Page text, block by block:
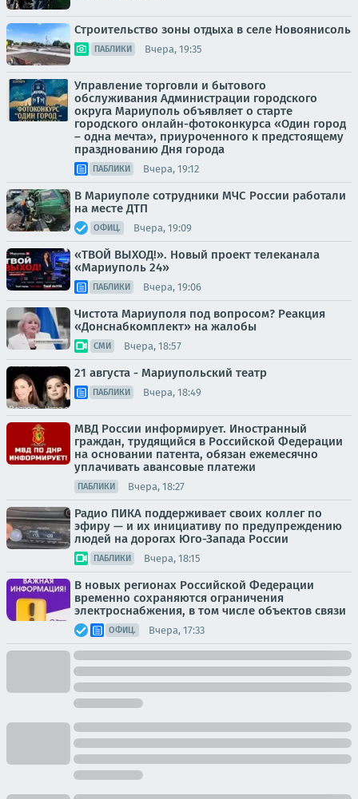
Строительство зоны отдыха в селе Новоянисоль
ПАБЛИКИ Вчера, 19:35
Управление торговли и бытового
обслуживания Администрации городского
округа Мариуполь объявляет о старте
городского онлайн-фотоконкурса «Один город
– одна мечта», приуроченного к предстоящему
празднованию Дня города
ПАБЛИКИ Вчера, 19:12
В Мариуполе сотрудники МЧС России работали
на месте ДТП
ОФИЦ. Вчера, 19:09
«ТВОЙ ВЫХОД!». Новый проект телеканала
«Мариуполь 24»
ПАБЛИКИ Вчера, 19:06
Чистота Мариуполя под вопросом? Реакция
«Донснабкомплект» на жалобы
СМИ Вчера, 18:57
21 августа - Мариупольский театр
ПАБЛИКИ Вчера, 18:49
МВД России информирует. Иностранный
граждан, трудящийся в Российской Федерации
на основании патента, обязан ежемесячно
уплачивать авансовые платежи
ПАБЛИКИ Вчера, 18:27
Радио ПИКА поддерживает своих коллег по
эфиру — и их инициативу по предупреждению
людей на дорогах Юго-Запада России
ПАБЛИКИ Вчера, 18:15
В новых регионах Российской Федерации
временно сохраняются ограничения
электроснабжения, в том числе объектов связи
ОФИЦ. Вчера, 17:33